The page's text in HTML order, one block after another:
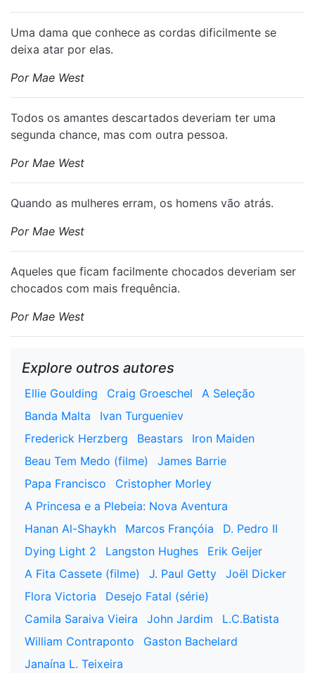
Uma dama que conhece as cordas dificilmente se
deixa atar por elas.
Por Mae West
Todos os amantes descartados deveriam ter uma
segunda chance, mas com outra pessoa.
Por Mae West
Quando as mulheres erram, os homens vão atrás.
Por Mae West
Aqueles que ficam facilmente chocados deveriam ser
chocados com mais frequência.
Por Mae West
Explore outros autores
Ellie Goulding Craig Groeschel
A Seleção
Banda Malta
Ivan Turgueniev
Frederick Herzberg
Beastars
Iron Maiden
Beau Tem Medo (filme)
James Barrie
Papa Francisco
Cristopher Morley
A Princesa e a Plebeia: Nova Aventura
Hanan Al-Shaykh
Marcos Françóia
D. Pedro II
Dying Light 2
Langston Hughes
Erik Geijer
A Fita Cassete (filme)
J. Paul Getty
Joël Dicker
Flora Victoria
Desejo Fatal (série)
Camila Saraiva Vieira
John Jardim
L.C.Batista
William Contraponto
Gaston Bachelard
Janaína L. Teixeira